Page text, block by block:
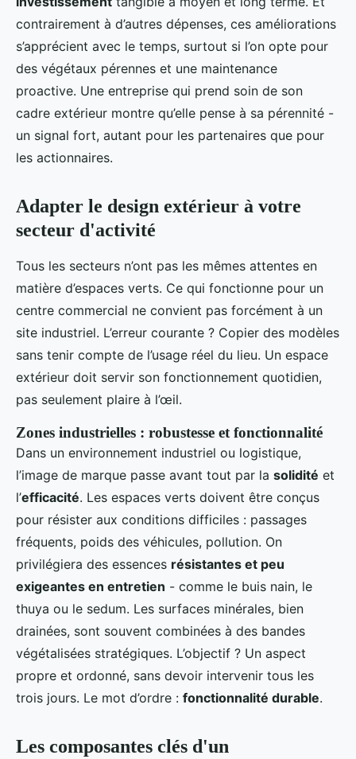
contrairement à d’autres dépenses, ces améliorations
s’apprécient avec le temps, surtout si l’on opte pour
des végétaux pérennes et une maintenance
proactive. Une entreprise qui prend soin de son
cadre extérieur montre qu’elle pense à sa pérennité -
un signal fort, autant pour les partenaires que pour
les actionnaires.
Adapter le design extérieur à votre
secteur d'activité
Tous les secteurs n’ont pas les mêmes attentes en
matière d’espaces verts. Ce qui fonctionne pour un
centre commercial ne convient pas forcément à un
site industriel. L’erreur courante ? Copier des modèles
sans tenir compte de l’usage réel du lieu. Un espace
extérieur doit servir son fonctionnement quotidien,
pas seulement plaire à l’œil.
Zones industrielles : robustesse et fonctionnalité
Dans un environnement industriel ou logistique,
l’image de marque passe avant tout par la solidité et
l’efficacité. Les espaces verts doivent être conçus
pour résister aux conditions difficiles : passages
fréquents, poids des véhicules, pollution. On
privilégiera des essences résistantes et peu
exigeantes en entretien - comme le buis nain, le
thuya ou le sedum. Les surfaces minérales, bien
drainées, sont souvent combinées à des bandes
végétalisées stratégiques. L’objectif ? Un aspect
propre et ordonné, sans devoir intervenir tous les
trois jours. Le mot d’ordre : fonctionnalité durable.
Les composantes clés d'un